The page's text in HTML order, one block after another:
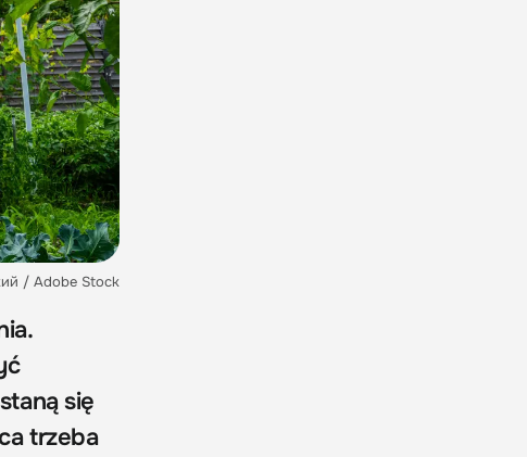
/ Adobe Stock
się
trzeba